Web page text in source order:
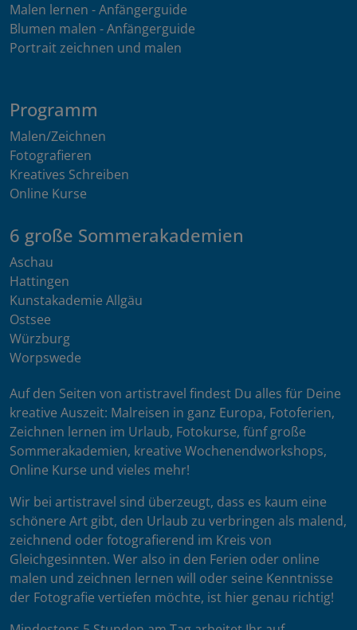
Malen lernen - Anfängerguide
Blumen malen - Anfängerguide
Portrait zeichnen und malen
Programm
Malen/Zeichnen
Fotografieren
Kreatives Schreiben
Online Kurse
6 große Sommerakademien
Aschau
Hattingen
Kunstakademie Allgäu
Ostsee
Würzburg
Worpswede
Auf den Seiten von artistravel findest Du alles für Deine
kreative Auszeit: Malreisen in ganz Europa, Fotoferien,
Zeichnen lernen im Urlaub, Fotokurse, fünf große
Sommerakademien, kreative Wochenendworkshops,
Online Kurse und vieles mehr!
Wir bei artistravel sind überzeugt, dass es kaum eine
schönere Art gibt, den Urlaub zu verbringen als malend,
zeichnend oder fotografierend im Kreis von
Gleichgesinnten. Wer also in den Ferien oder online
malen und zeichnen lernen will oder seine Kenntnisse
der Fotografie vertiefen möchte, ist hier genau richtig!